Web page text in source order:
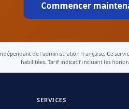
Commencer
de l'administration française. Ce
habilitées. Tarif indicatif incluant les
SERVICES